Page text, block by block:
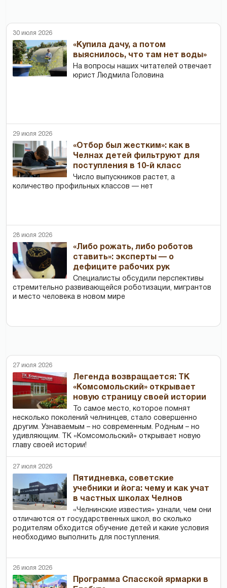
30 июля 2026
«Купила дачу, а потом
выяснилось, что там нет воды»
На вопросы наших читателей отвечает
юрист Людмила Головина
29 июля 2026
«Отбор был жестким»: как в
Челнах детей фильтруют для
поступления в 10-й класс
Число выпускников растет, а
количество профильных классов — нет
28 июля 2026
«Либо рожать, либо роботов
ставить»: эксперты — о
дефиците рабочих рук
Специалисты обсудили перспективы
стремительно развивающейся роботизации, мигрантов
и место человека в новом мире
27 июля 2026
Легенда возвращается: ТК
«Комсомольский» открывает
новую страницу своей истории
То самое место, которое помнят
несколько поколений челнинцев, стало совершенно
другим. Узнаваемым – но современным. Родным – но
удивляющим. ТК «Комсомольский» открывает новую
главу своей истории!
27 июля 2026
Пятидневка, советские
учебники и йога: чему и как учат
в частных школах Челнов
«Челнинские известия» узнали, чем они
отличаются от государственных школ, во сколько
родителям обходится обучение детей и какие условия
необходимо выполнить для поступления.
26 июля 2026
Программа Спасской ярмарки в